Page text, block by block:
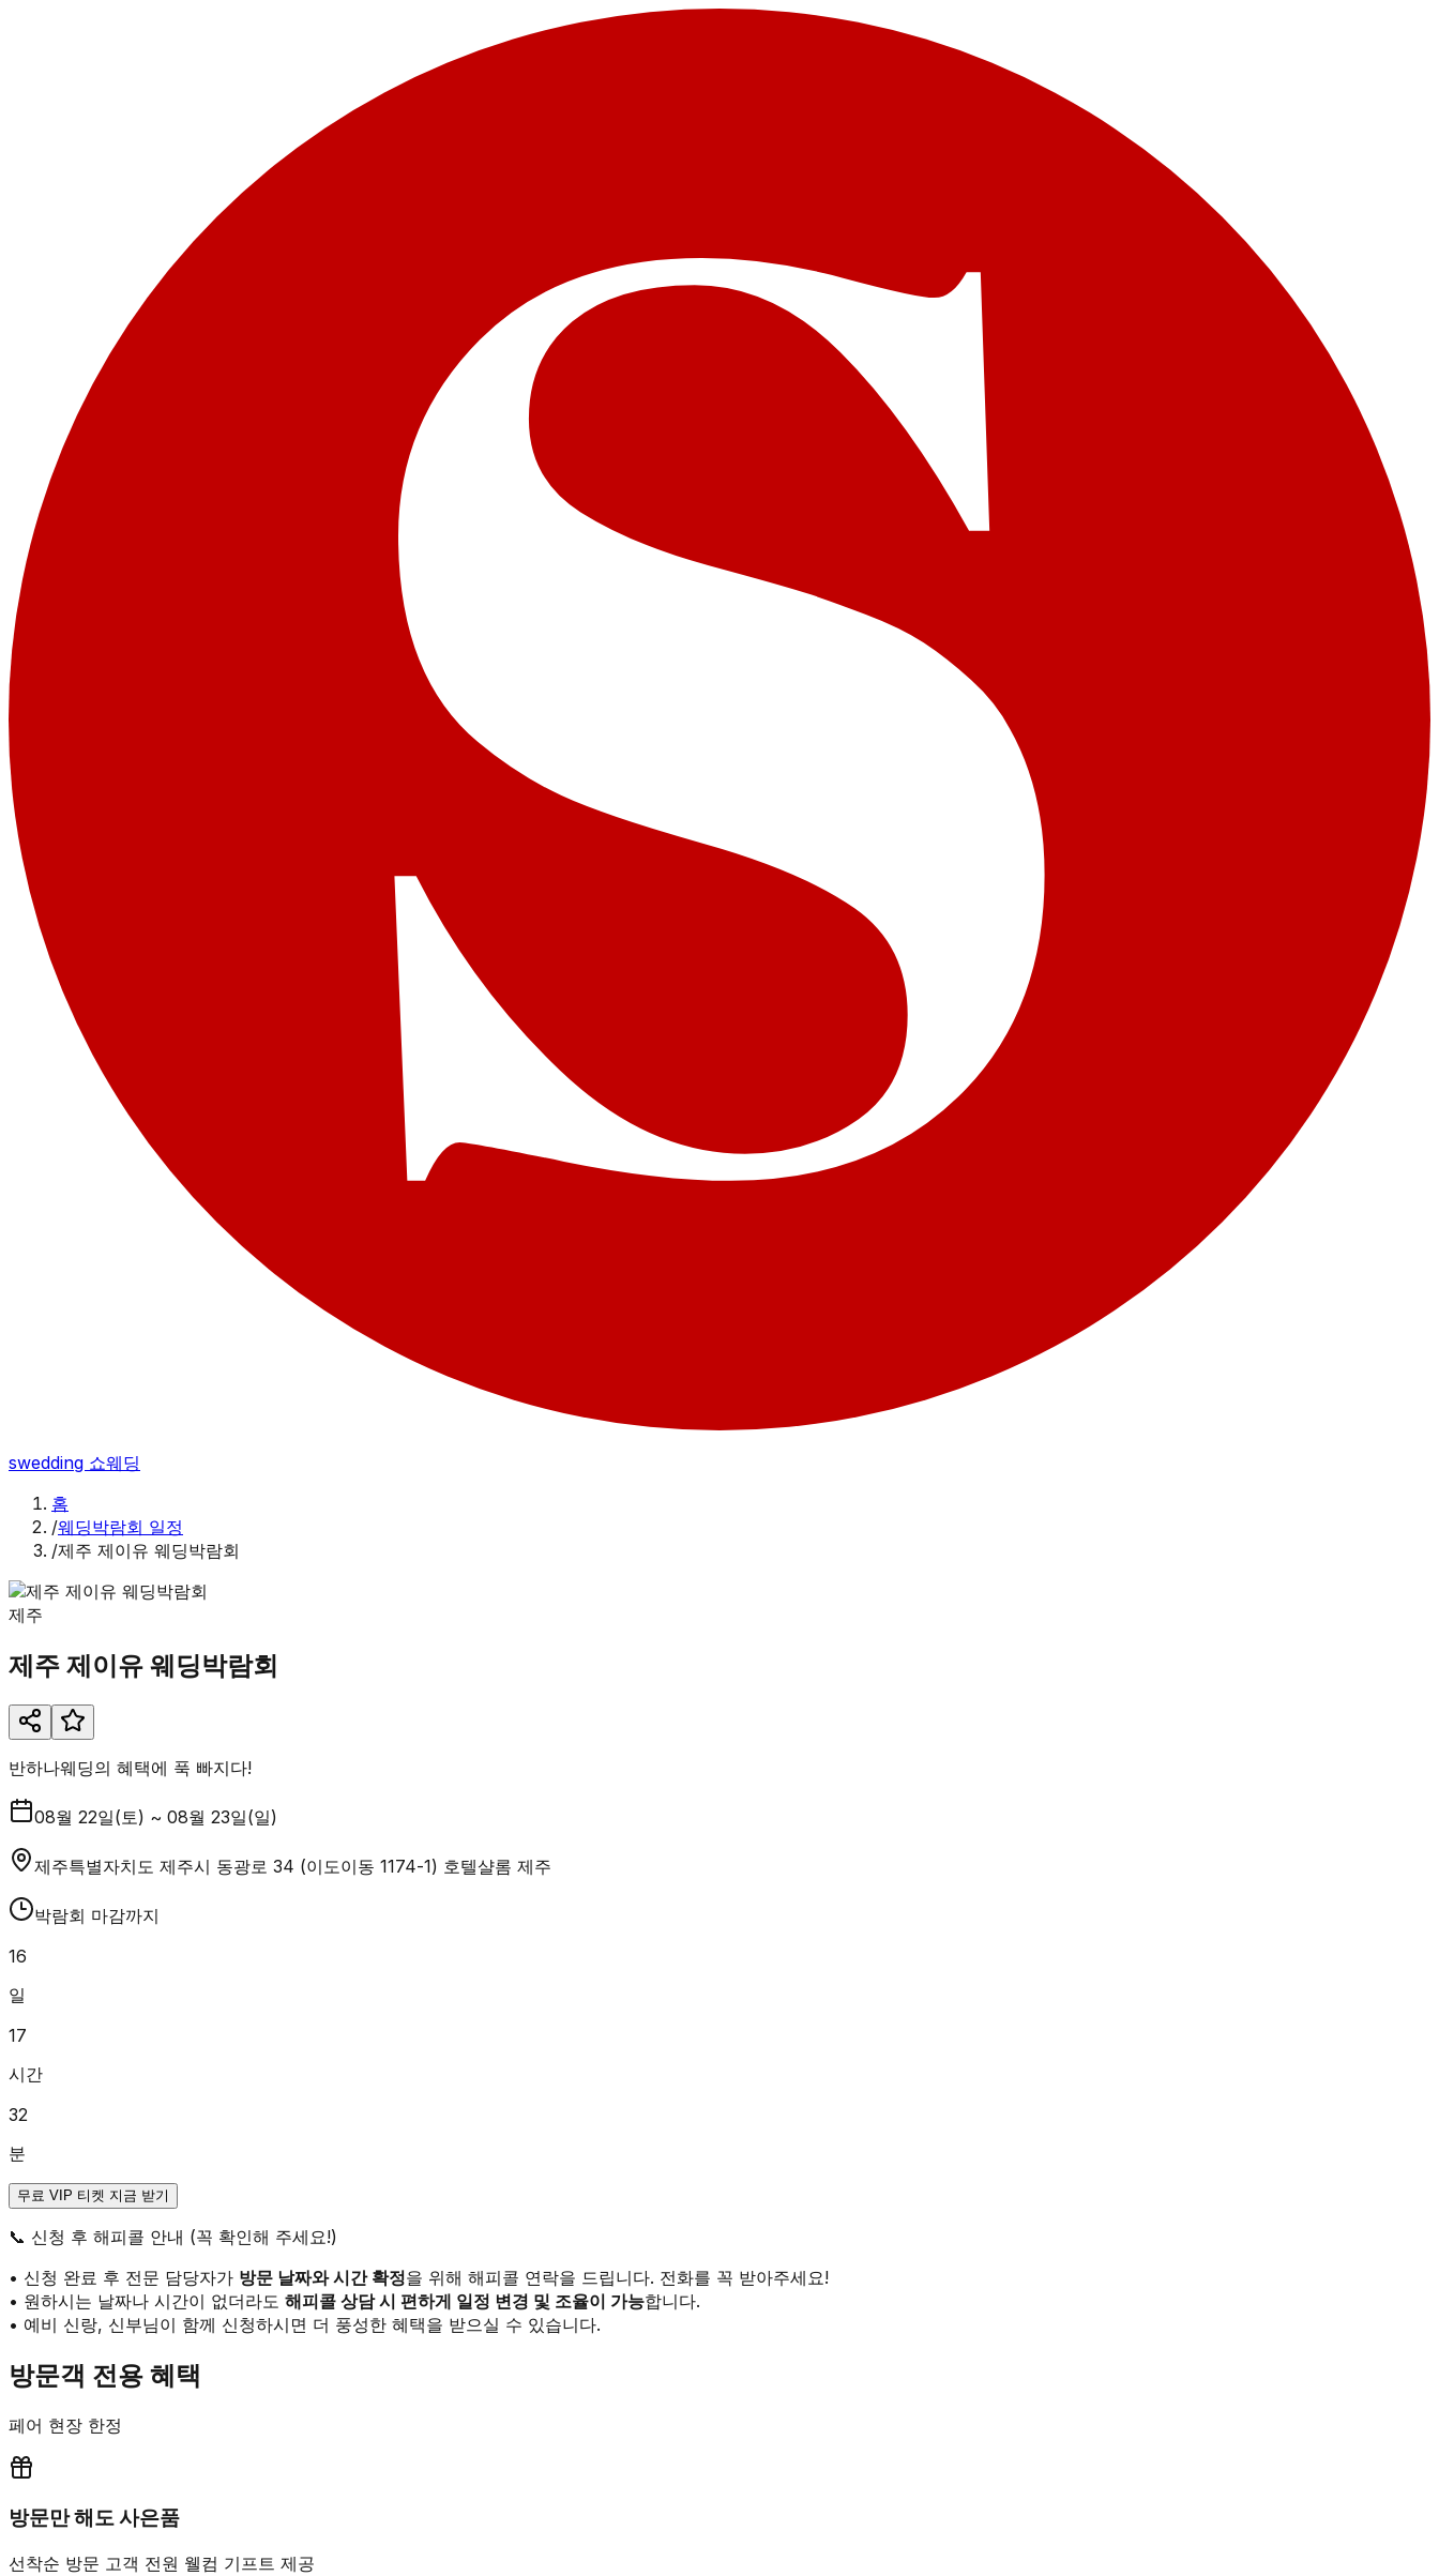
swedding 쇼웨딩
홈
/웨딩박람회 일정
/제주 제이유 웨딩박람회
제주
제주 제이유 웨딩박람회
반하나웨딩의 혜택에 푹 빠지다!
08월 22일(토) ~ 08월 23일(일)
제주특별자치도 제주시 동광로 34 (이도이동 1174-1) 호텔샬롬 제주
박람회 마감까지
16
일
17
시간
32
분
무료 VIP 티켓 지금 받기
📞 신청 후 해피콜 안내 (꼭 확인해 주세요!)
• 신청 완료 후 전문 담당자가 방문 날짜와 시간 확정을 위해 해피콜 연락을 드립니다. 전화를 꼭 받아주세요!
• 원하시는 날짜나 시간이 없더라도 해피콜 상담 시 편하게 일정 변경 및 조율이 가능합니다.
• 예비 신랑, 신부님이 함께 신청하시면 더 풍성한 혜택을 받으실 수 있습니다.
방문객 전용 혜택
페어 현장 한정
방문만 해도 사은품
선착순 방문 고객 전원 웰컴 기프트 제공